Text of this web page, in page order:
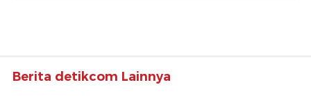
Berita detikcom Lainnya